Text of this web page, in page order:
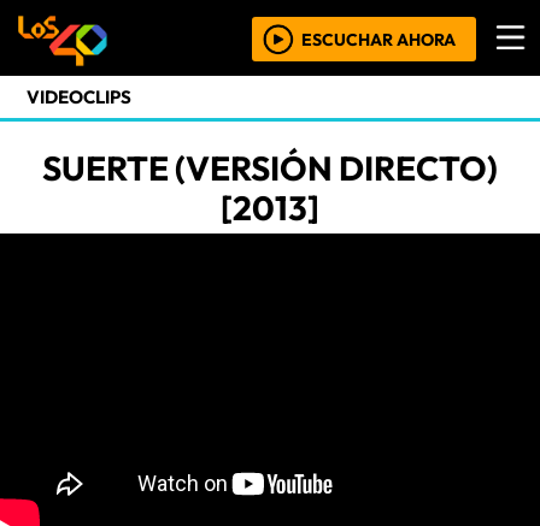
ESCUCHAR AHORA
VIDEOCLIPS
SUERTE (VERSIÓN DIRECTO)
[2013]